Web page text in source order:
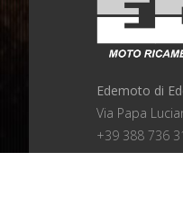
Edemoto di
Via Papa
+39 388 736